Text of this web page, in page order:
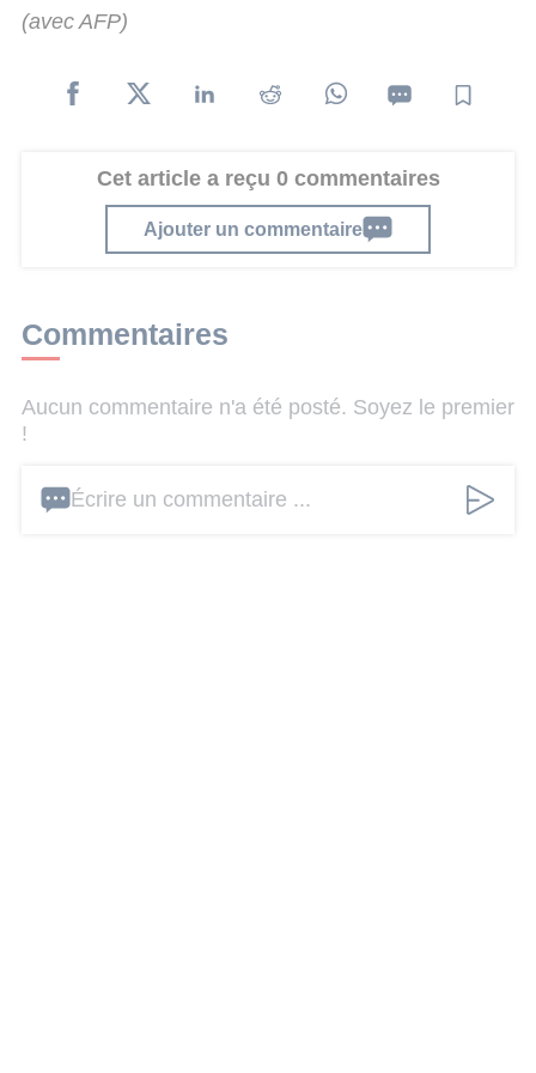
(avec AFP)
Cet article a reçu 0 commentaires
Ajouter un commentaire
Commentaires
Aucun commentaire n'a été posté. Soyez le premier
!
Écrire un commentaire ...